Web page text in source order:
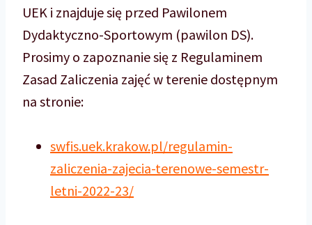
UEK i znajduje się przed Pawilonem
Dydaktyczno-Sportowym (pawilon DS).
Prosimy o zapoznanie się z Regulaminem
Zasad Zaliczenia zajęć w terenie dostępnym
na stronie:
swfis.uek.krakow.pl/regulamin-
zaliczenia-zajecia-terenowe-semestr-
letni-2022-23/